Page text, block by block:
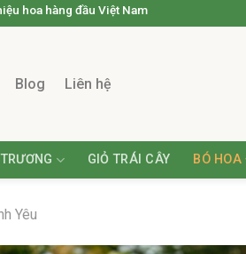
hoa hàng đầu Việt Nam
Blog Liên hệ
GIỎ TRÁI CÂY BÓ HOA
Yêu